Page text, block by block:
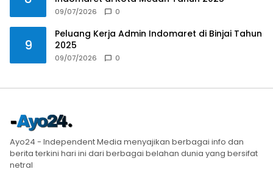
09/07/2026 0
9
Peluang Kerja Admin Indomaret di Binjai Tahun
2025
09/07/2026 0
Ayo24 - Independent Media menyajikan berbagai info dan
berita terkini hari ini dari berbagai belahan dunia yang bersifat
netral